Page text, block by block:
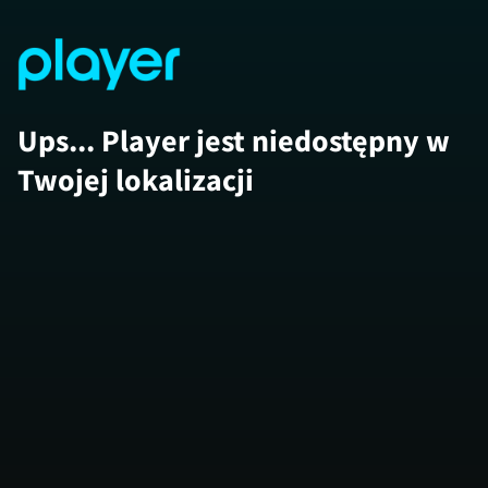
Ups... Player jest niedostępny w
Twojej lokalizacji